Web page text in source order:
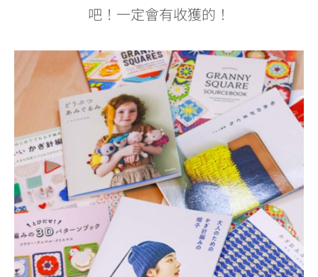
吧！一定會有收獲的！